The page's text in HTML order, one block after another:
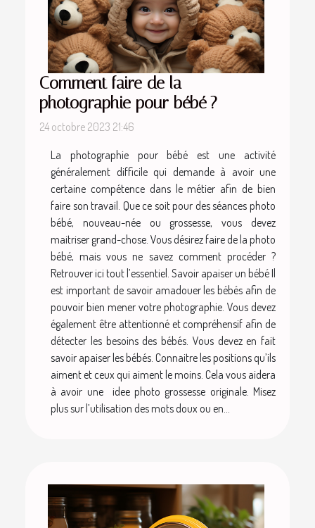
Comment faire de la
photographie pour bébé ?
24 octobre 2023 21:46
La photographie pour bébé est une activité
généralement difficile qui demande à avoir une
certaine compétence dans le métier afin de bien
faire son travail. Que ce soit pour des séances photo
bébé, nouveau-née ou grossesse, vous devez
maitriser grand-chose. Vous désirez faire de la photo
bébé, mais vous ne savez comment procéder ?
Retrouver ici tout l’essentiel. Savoir apaiser un bébé Il
est important de savoir amadouer les bébés afin de
pouvoir bien mener votre photographie. Vous devez
également être attentionné et compréhensif afin de
détecter les besoins des bébés. Vous devez en fait
savoir apaiser les bébés. Connaitre les positions qu’ils
aiment et ceux qui aiment le moins. Cela vous aidera
à avoir une idee photo grossesse originale. Misez
plus sur l’utilisation des mots doux ou en...